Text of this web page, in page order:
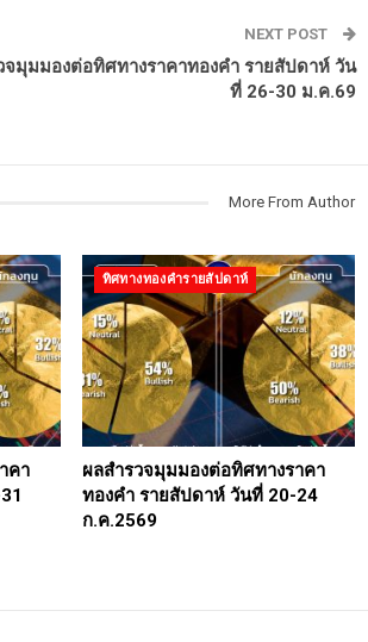
NEXT POST
จมุมมองต่อทิศทางราคาทองคำ รายสัปดาห์ วัน
ที่ 26-30 ม.ค.69
More From Author
คา
ทิศทางทองคำรายสัปดาห์
ผลสำรวจมุมมองต่อทิศทางราคา
ทองคำ รายสัปดาห์ วันที่ 20-24
ก.ค.2569